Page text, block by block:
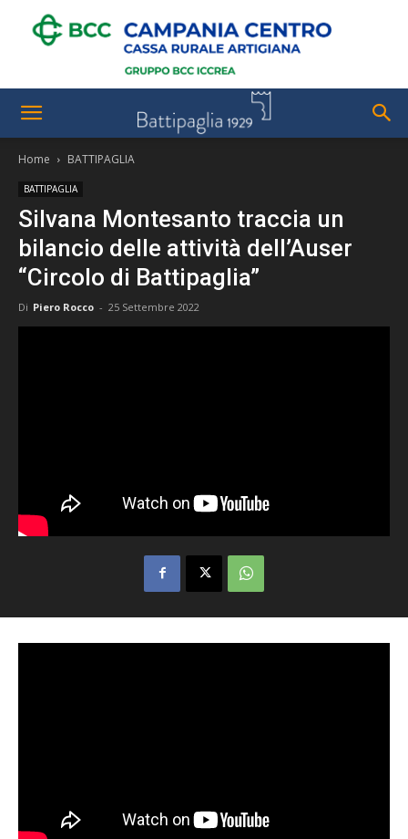
Home BATTIPAGLIA
BATTIPAGLIA
Silvana Montesanto traccia un
bilancio delle attività dell’Auser
“Circolo di Battipaglia”
Di Piero Rocco - 25 Settembre 2022